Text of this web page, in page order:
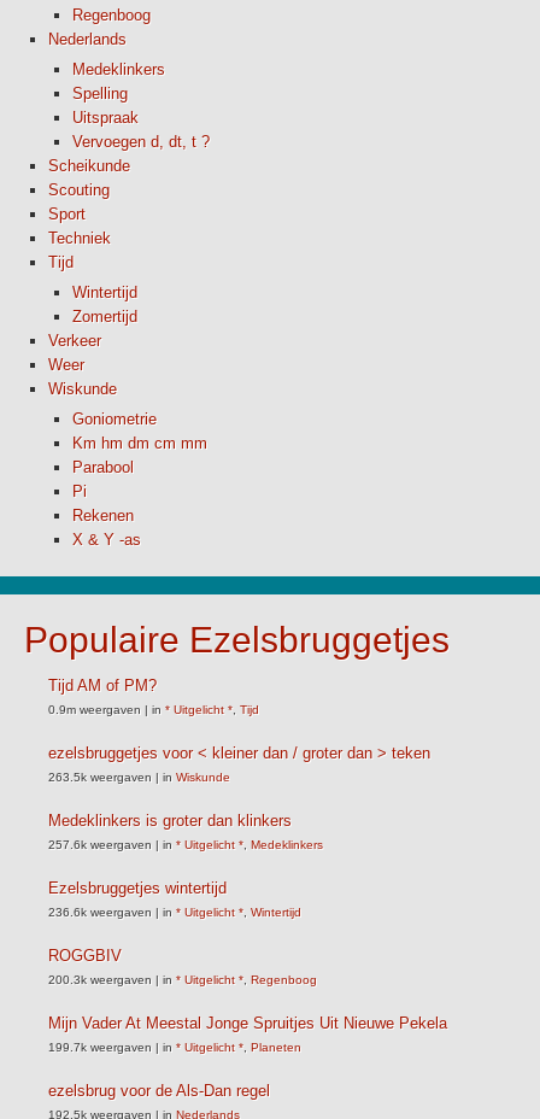
Regenboog
Nederlands
Medeklinkers
Spelling
Uitspraak
Vervoegen d, dt, t ?
Scheikunde
Scouting
Sport
Techniek
Tijd
Wintertijd
Zomertijd
Verkeer
Weer
Wiskunde
Goniometrie
Km hm dm cm mm
Parabool
Pi
Rekenen
X & Y -as
Populaire Ezelsbruggetjes
Tijd AM of PM?
0.9m weergaven | in * Uitgelicht * Tijd
ezelsbruggetjes voor < kleiner dan / groter dan > teken
263.5k weergaven | in Wiskunde
Medeklinkers is groter dan klinkers
257.6k weergaven | in * Uitgelicht * Medeklinkers
Ezelsbruggetjes wintertijd
236.6k weergaven | in * Uitgelicht * Wintertijd
ROGGBIV
200.3k weergaven | in * Uitgelicht * Regenboog
Mijn Vader At Meestal Jonge Spruitjes Uit Nieuwe Pekela
199.7k weergaven | in * Uitgelicht * Planeten
ezelsbrug voor de Als-Dan regel
192.5k weergaven | in Nederlands